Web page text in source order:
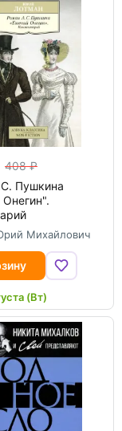
408
Пушкина
Онегин".
Михайлович
(Вт)